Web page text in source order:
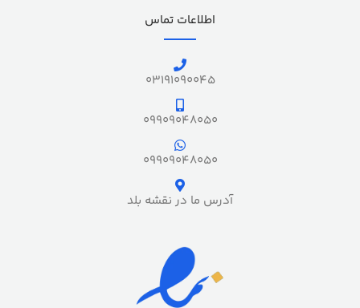
اطلاعات تماس
03191090045
09909048050
09909048050
آدرس ما در نقشه بلد